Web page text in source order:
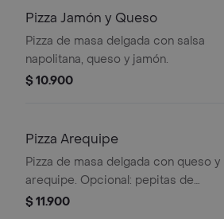
Pizza Jamón y Queso
Pizza de masa delgada con salsa
napolitana, queso y jamón.
$ 10.900
Pizza Arequipe
Pizza de masa delgada con queso y
arequipe. Opcional: pepitas de
colores o maní.
$ 11.900